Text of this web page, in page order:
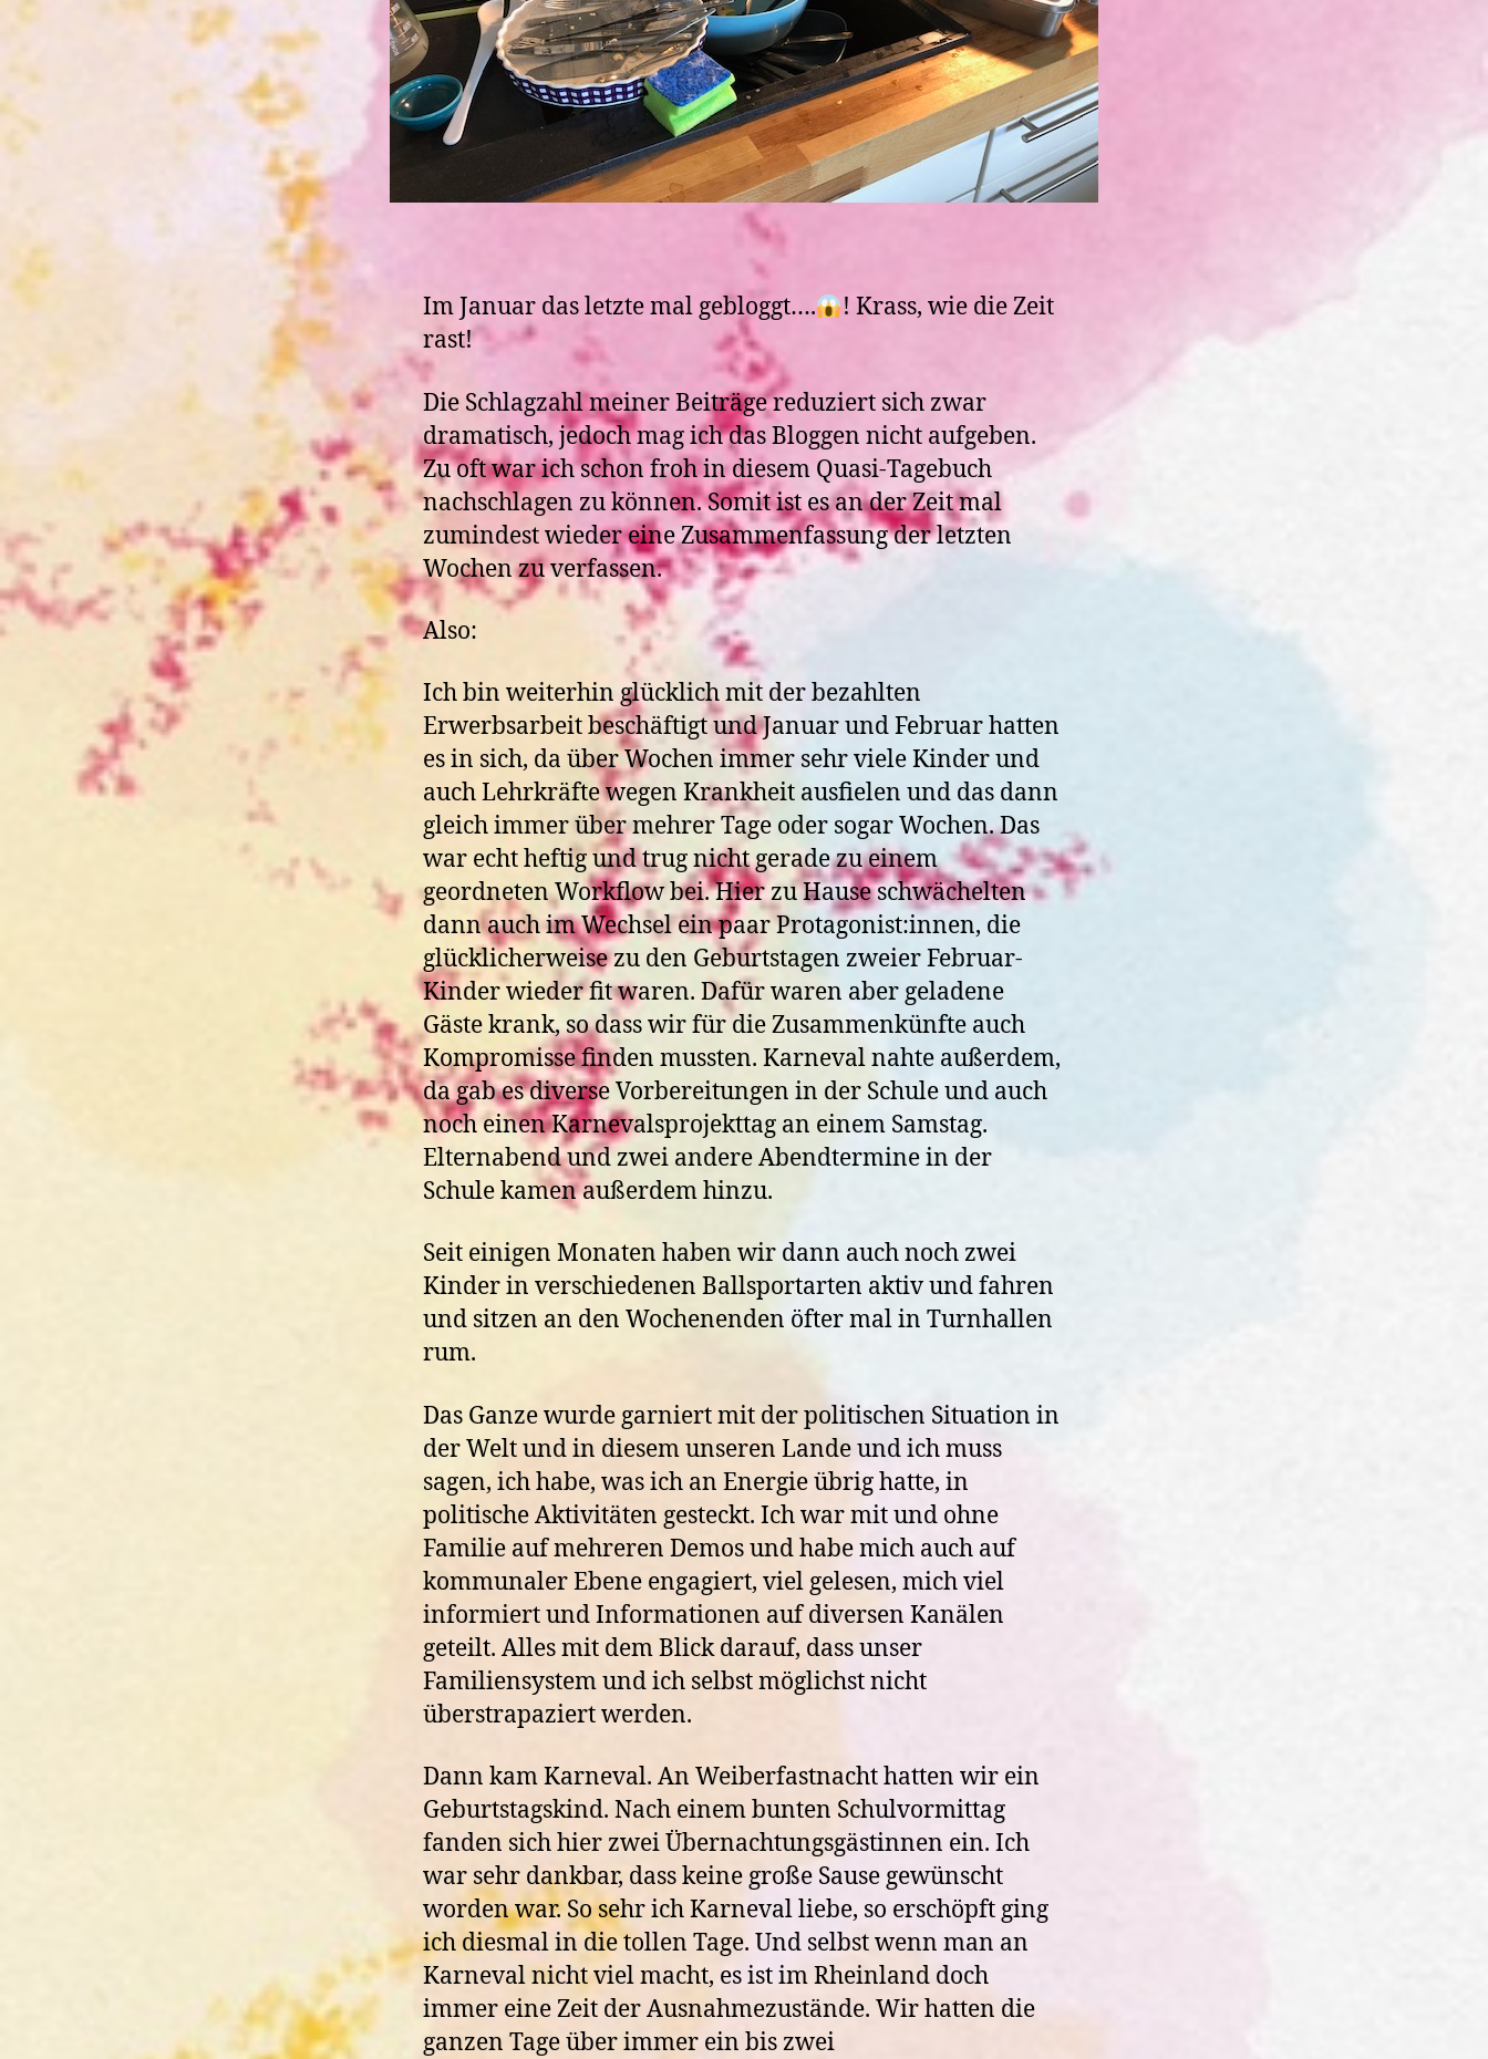
Im Januar das letzte mal gebloggt….
! Krass, wie die Zeit
rast!
Die Schlagzahl meiner Beiträge reduziert sich zwar
dramatisch, jedoch mag ich das Bloggen nicht aufgeben.
Zu oft war ich schon froh in diesem Quasi-Tagebuch
nachschlagen zu können. Somit ist es an der Zeit mal
zumindest wieder eine Zusammenfassung der letzten
Wochen zu verfassen.
Also:
Ich bin weiterhin glücklich mit der bezahlten
Erwerbsarbeit beschäftigt und Januar und Februar hatten
es in sich, da über Wochen immer sehr viele Kinder und
auch Lehrkräfte wegen Krankheit ausfielen und das dann
gleich immer über mehrer Tage oder sogar Wochen. Das
war echt heftig und trug nicht gerade zu einem
geordneten Workflow bei. Hier zu Hause schwächelten
dann auch im Wechsel ein paar Protagonist:innen, die
glücklicherweise zu den Geburtstagen zweier Februar-
Kinder wieder fit waren. Dafür waren aber geladene
Gäste krank, so dass wir für die Zusammenkünfte auch
Kompromisse finden mussten. Karneval nahte außerdem,
da gab es diverse Vorbereitungen in der Schule und auch
noch einen Karnevalsprojekttag an einem Samstag.
Elternabend und zwei andere Abendtermine in der
Schule kamen außerdem hinzu.
Seit einigen Monaten haben wir dann auch noch zwei
Kinder in verschiedenen Ballsportarten aktiv und fahren
und sitzen an den Wochenenden öfter mal in Turnhallen
rum.
Das Ganze wurde garniert mit der politischen Situation in
der Welt und in diesem unseren Lande und ich muss
sagen, ich habe, was ich an Energie übrig hatte, in
politische Aktivitäten gesteckt. Ich war mit und ohne
Familie auf mehreren Demos und habe mich auch auf
kommunaler Ebene engagiert, viel gelesen, mich viel
informiert und Informationen auf diversen Kanälen
geteilt. Alles mit dem Blick darauf, dass unser
Familiensystem und ich selbst möglichst nicht
überstrapaziert werden.
Dann kam Karneval. An Weiberfastnacht hatten wir ein
Geburtstagskind. Nach einem bunten Schulvormittag
fanden sich hier zwei Übernachtungsgästinnen ein. Ich
war sehr dankbar, dass keine große Sause gewünscht
worden war. So sehr ich Karneval liebe, so erschöpft ging
ich diesmal in die tollen Tage. Und selbst wenn man an
Karneval nicht viel macht, es ist im Rheinland doch
immer eine Zeit der Ausnahmezustände. Wir hatten die
ganzen Tage über immer ein bis zwei